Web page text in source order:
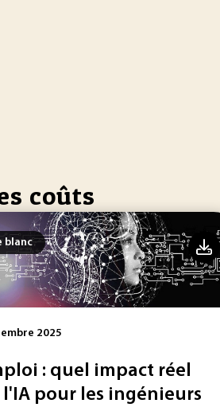
coûts
blanc
2025
: quel impact réel
l'IA pour les ingénieurs